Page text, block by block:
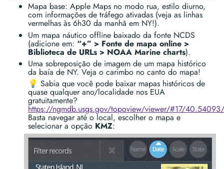
Mapa base: Apple Maps no modo rua, estilo diurno,
com informações de tráfego ativadas (veja as linhas
vermelhas às 6h30 da manhã em NY!).
Um mapa náutico offline baixado da fonte NCDS
(adicione em: “+” > Fonte de mapa online >
Biblioteca de URLs > NOAA Marine charts).
Uma sobreposição de imagem de um mapa histórico
da baía de NY. Veja o carimbo no canto do mapa!
💡 Sabia que você pode baixar mapas históricos de
quase qualquer ano/localidade nos EUA
gratuitamente?
https://ngmdb.usgs.gov/topoview/viewer/#17/
Basta navegar até o local, escolher o mapa e
selecionar a opção KMZ: